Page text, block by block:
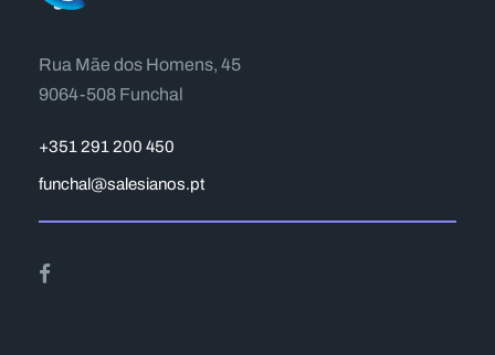
Rua Mãe dos Homens, 45
9064-508 Funchal
+351 291 200 450
funchal@salesianos.pt